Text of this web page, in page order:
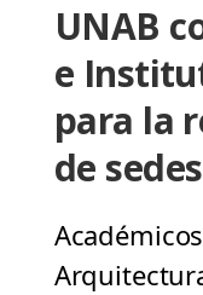
UNAB
e
para la
de